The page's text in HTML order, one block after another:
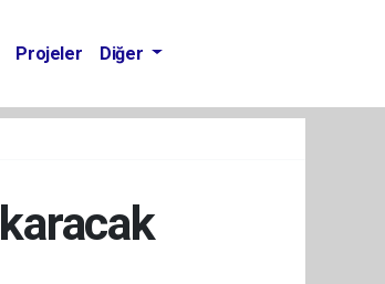
Projeler Diğer